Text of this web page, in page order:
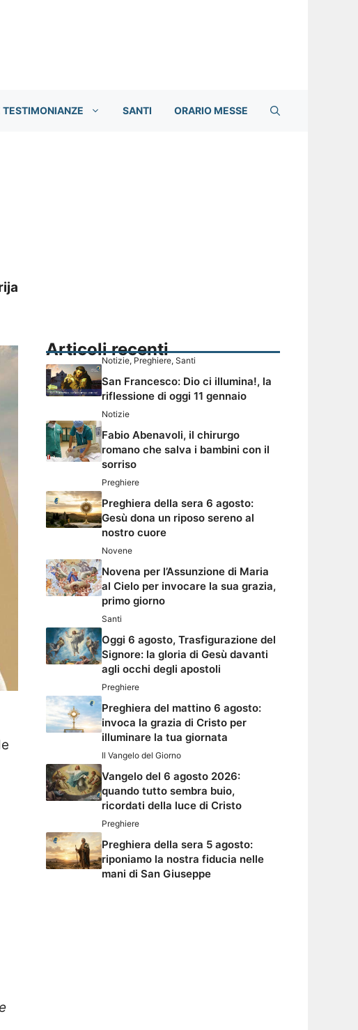
SANTI ORARIO MESSE
Articoli recenti
Notizie, Preghiere, Santi
San Francesco: Dio ci illumina!, la
riflessione di oggi 11 gennaio
Notizie
Fabio Abenavoli, il chirurgo
romano che salva i bambini con il
sorriso
Preghiere
Preghiera della sera 6 agosto:
Gesù dona un riposo sereno al
nostro cuore
Novene
Novena per l’Assunzione di Maria
al Cielo per invocare la sua grazia,
primo giorno
Santi
Oggi 6 agosto, Trasfigurazione del
Signore: la gloria di Gesù davanti
agli occhi degli apostoli
Preghiere
Preghiera del mattino 6 agosto:
invoca la grazia di Cristo per
illuminare la tua giornata
Il Vangelo del Giorno
Vangelo del 6 agosto 2026:
quando tutto sembra buio,
ricordati della luce di Cristo
Preghiere
Preghiera della sera 5 agosto:
riponiamo la nostra fiducia nelle
mani di San Giuseppe